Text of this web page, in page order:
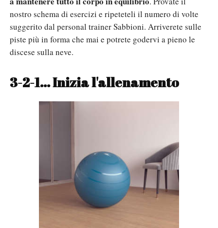
nostro schema di esercizi e ripeteteli il numero di volte
suggerito dal personal trainer Sabbioni. Arriverete sulle
piste più in forma che mai e potrete godervi a pieno le
discese sulla neve.
3-2-1... Inizia l'allenamento